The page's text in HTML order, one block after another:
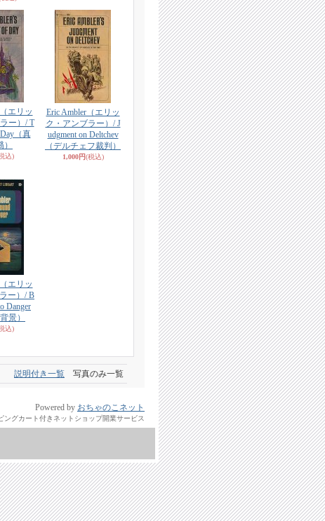
エリッ
ー）/ T
（真
込)
Eric Ambler（エリッ
ク・アンブラー）/ J
udgment on Deltchev
（デルチェフ裁判）
1,000円(税込)
エリッ
ー）/ B
Danger
景）
込)
説明付き一覧 写真のみ一覧
Powered by おちゃのこネット
ングカート付きネットショップ開業サービス